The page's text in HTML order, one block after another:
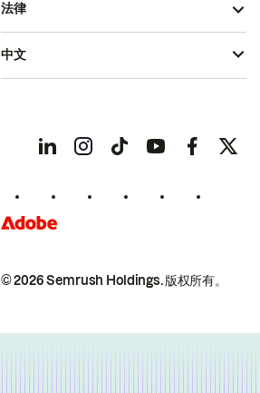
© 2026 Semrush Holdings.版权所有。
法律
中文